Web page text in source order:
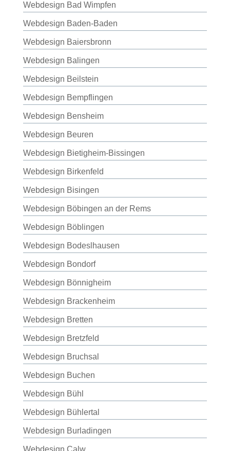
Webdesign Bad Wimpfen
Webdesign Baden-Baden
Webdesign Baiersbronn
Webdesign Balingen
Webdesign Beilstein
Webdesign Bempflingen
Webdesign Bensheim
Webdesign Beuren
Webdesign Bietigheim-Bissingen
Webdesign Birkenfeld
Webdesign Bisingen
Webdesign Böbingen an der Rems
Webdesign Böblingen
Webdesign Bodeslhausen
Webdesign Bondorf
Webdesign Bönnigheim
Webdesign Brackenheim
Webdesign Bretten
Webdesign Bretzfeld
Webdesign Bruchsal
Webdesign Buchen
Webdesign Bühl
Webdesign Bühlertal
Webdesign Burladingen
Webdesign Calw